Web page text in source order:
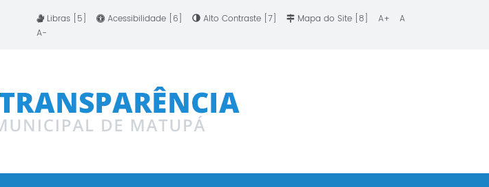
Libras [5] Acessibilidade [6] Alto Contraste [7] Mapa do Site [8] A+
A
A-